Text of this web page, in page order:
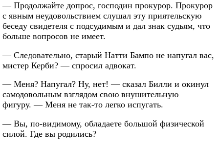
— Продолжайте допрос, господин прокурор. Прокурор
с явным неудовольствием слушал эту приятельскую
беседу свидетеля с подсудимым и дал знак судьям, что
больше вопросов не имеет.
— Следовательно, старый Натти Бампо не напугал вас,
мистер Керби? — спросил адвокат.
— Меня? Напугал? Ну, нет! — сказал Билли и окинул
самодовольным взглядом свою внушительную
фигуру. — Меня не так-то легко испугать.
— Вы, по-видимому, обладаете большой физической
силой. Где вы родились?